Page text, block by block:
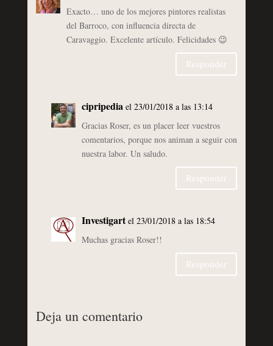
Exacto… uno de los mejores pintores realistas
del Barroco, con influencia directa de
Caravaggio. Excelente artículo. Felicidades 😉
Responder
cipripedia el 23/01/2018 a las 13:14
Gracias Roser, es un placer leer vuestros
comentarios, porque nos animan a seguir con
nuestra labor. Un saludo.
Responder
Investigart el 23/01/2018 a las 18:54
Muchas gracias Roser!!
Responder
Deja un comentario